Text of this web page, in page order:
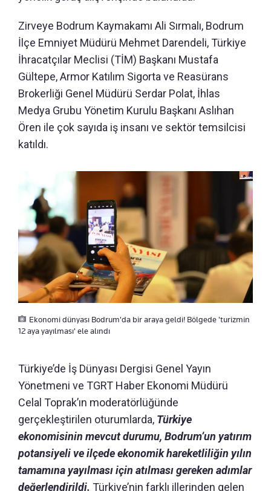
Zirveye Bodrum Kaymakamı Ali Sırmalı, Bodrum
İlçe Emniyet Müdürü Mehmet Darendeli, Türkiye
İhracatçılar Meclisi (TİM) Başkanı Mustafa
Gültepe, Armor Katılım Sigorta ve Reasürans
Brokerliği Genel Müdürü Serdar Polat, İhlas
Medya Grubu Yönetim Kurulu Başkanı Aslıhan
Ören ile çok sayıda iş insanı ve sektör temsilcisi
katıldı.
Ekonomi dünyası Bodrum'da bir araya geldi! Bölgede 'turizmin
12 aya yayılması' ele alındı
Türkiye’de İş Dünyası Dergisi Genel Yayın
Yönetmeni ve TGRT Haber Ekonomi Müdürü
Celal Toprak’ın moderatörlüğünde
gerçekleştirilen oturumlarda, Türkiye
ekonomisinin mevcut durumu, Bodrum’un yatırım
potansiyeli ve ilçede ekonomik hareketliliğin yılın
tamamına yayılması için atılması gereken adımlar
değerlendirildi. Türkiye’nin farklı illerinden gelen